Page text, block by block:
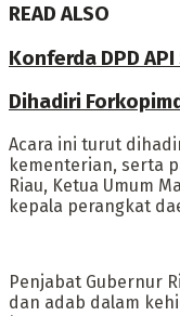
READ ALSO
Konferda DPD
Dihadiri
Acara ini turut
kementerian, serta
Riau, Ketua Umum
kepala perangkat
Penjabat Gubernur
dan adab dalam